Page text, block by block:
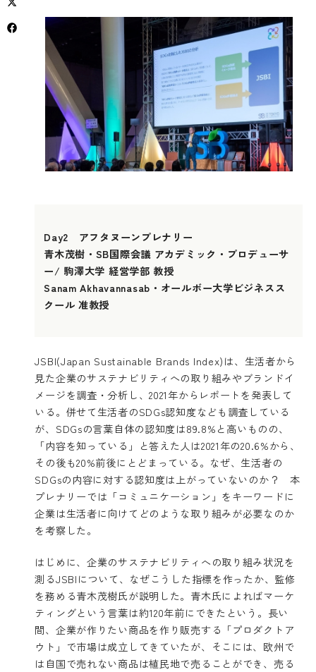
Day2 アフタヌーンプレナリー
青木茂樹・SB国際会議 アカデミック・プロデューサ
ー/ 駒澤大学 経営学部 教授
Sanam Akhavannasab・オールボー大学ビジネスス
クール 准教授
JSBI(Japan Sustainable Brands Index)は、生活者から
見た企業のサステナビリティへの取り組みやブランドイ
メージを調査・分析し、2021年からレポートを発表して
いる。併せて生活者のSDGs認知度なども調査している
が、SDGsの言葉自体の認知度は89.8%と高いものの、
「内容を知っている」と答えた人は2021年の20.6%から、
その後も20%前後にとどまっている。なぜ、生活者の
SDGsの内容に対する認知度は上がっていないのか？ 本
プレナリーでは「コミュニケーション」をキーワードに
企業は生活者に向けてどのような取り組みが必要なのか
を考察した。
はじめに、企業のサステナビリティへの取り組み状況を
測るJSBIについて、なぜこうした指標を作ったか、監修
を務める青木茂樹氏が説明した。青木氏によればマーケ
ティングという言葉は約120年前にできたという。長い
間、企業が作りたい商品を作り販売する「プロダクトア
ウト」で市場は成立してきていたが、そこには、欧州で
は自国で売れない商品は植民地で売ることができ、売る